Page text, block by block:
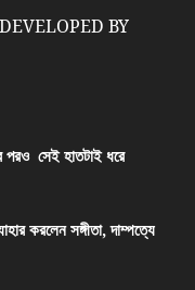
BY
পরও সেই হাতটাই ধরে
করলেন সঙ্গীতা, দাম্পত্যে